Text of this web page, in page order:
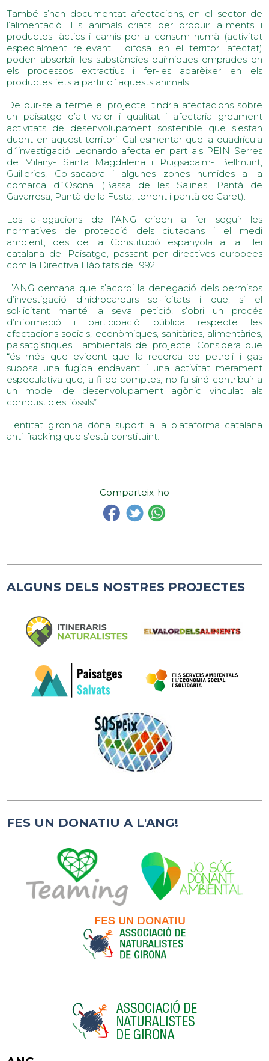
També s’han documentat afectacions, en el sector de
l’alimentació. Els animals criats per produir aliments i
productes làctics i carnis per a consum humà (activitat
especialment rellevant i difosa en el territori afectat)
poden absorbir les substàncies químiques emprades en
els processos extractius i fer-les aparèixer en els
productes fets a partir d´aquests animals.
De dur-se a terme el projecte, tindria afectacions sobre
un paisatge d’alt valor i qualitat i afectaria greument
activitats de desenvolupament sostenible que s’estan
duent en aquest territori. Cal esmentar que la quadrícula
d´investigació Leonardo afecta en part als PEIN Serres
de Milany- Santa Magdalena i Puigsacalm- Bellmunt,
Guilleries, Collsacabra i algunes zones humides a la
comarca d´Osona (Bassa de les Salines, Pantà de
Gavarresa, Pantà de la Fusta, torrent i pantà de Garet).
Les al·legacions de l’ANG criden a fer seguir les
normatives de protecció dels ciutadans i el medi
ambient, des de la Constitució espanyola a la Llei
catalana del Paisatge, passant per directives europees
com la Directiva Hàbitats de 1992.
L’ANG demana que s’acordi la denegació dels permisos
d’investigació d’hidrocarburs sol·licitats i que, si el
sol·licitant manté la seva petició, s’obri un procés
d’informació i participació pública respecte les
afectacions socials, econòmiques, sanitàries, alimentàries,
paisatgístiques i ambientals del projecte. Considera que
“és més que evident que la recerca de petroli i gas
suposa una fugida endavant i una activitat merament
especulativa que, a fi de comptes, no fa sinó contribuir a
un model de desenvolupament agònic vinculat als
combustibles fòssils”.
L'entitat gironina dóna suport a la plataforma catalana
anti-fracking que s’està constituint.
Comparteix-ho
ALGUNS DELS NOSTRES PROJECTES
FES UN DONATIU A L'ANG!